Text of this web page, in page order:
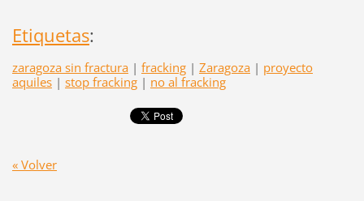
Etiquetas:
zaragoza sin fractura | fracking | Zaragoza | proyecto
aquiles | stop fracking | no al fracking
« Volver